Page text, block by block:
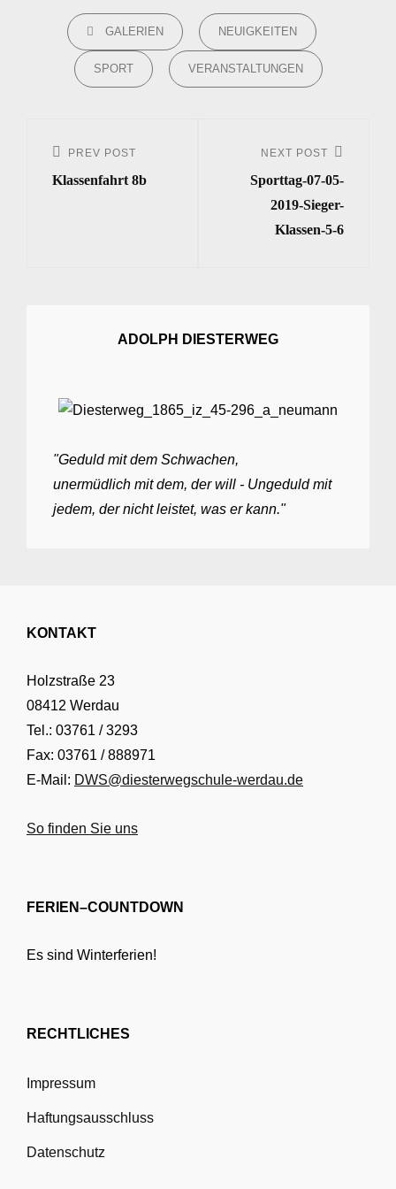
CATEGORIES
GALERIEN NEUIGKEITEN
SPORT VERANSTALTUNGEN
Navigation
Previous
Post
PREV POST
Klassenfahrt 8b
Post
NEXT POST
Sporttag-07-05-
2019-Sieger-
Klassen-5-6
ADOLPH DIESTERWEG
"Geduld mit dem Schwachen,
unermüdlich mit dem, der will - Ungeduld mit
jedem, der nicht leistet, was er kann."
KONTAKT
Holzstraße 23
08412 Werdau
Tel.: 03761 / 3293
Fax: 03761 / 888971
E-Mail: DWS@diesterwegschule-werdau.de
So finden Sie uns
FERIEN–COUNTDOWN
Es sind Winterferien!
RECHTLICHES
Impressum
Haftungsausschluss
Datenschutz